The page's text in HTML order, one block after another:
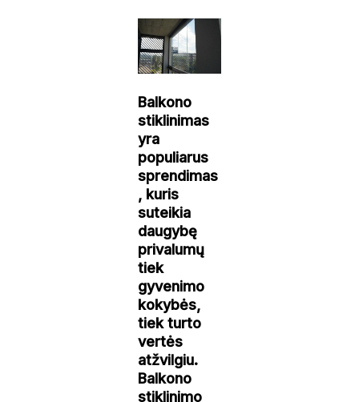
Balkono
stiklinimas
yra
populiarus
sprendimas
, kuris
suteikia
daugybę
privalumų
tiek
gyvenimo
kokybės,
tiek turto
vertės
atžvilgiu.
Balkono
stiklinimo